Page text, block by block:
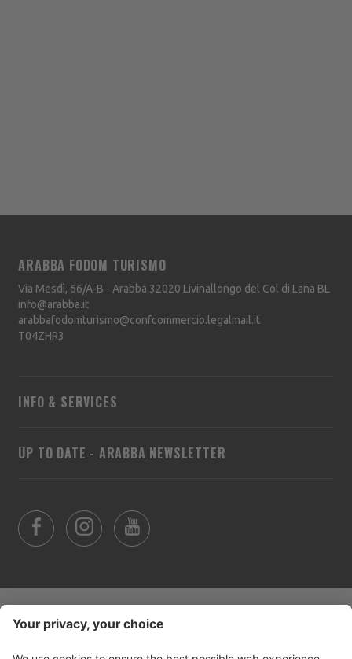
UP TO DATE - ARABBA NEWSLETTER
ARABBA FODOM TURISMO
Via Mesdì, 66/A-B - Arabba 32020 Livinallongo del Col di Lana BL
info@arabba.it
arabbafodomturismo@confcommercio.legalmail.it
T04ZHR3
INFO & SERVICES